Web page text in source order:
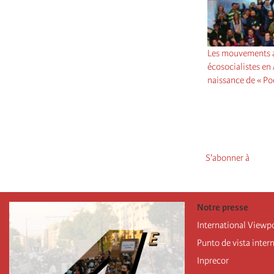
Les
écosocialistes
naissance de «
S'abonner à
Notre presse
International
Punto de vista
Inprecor